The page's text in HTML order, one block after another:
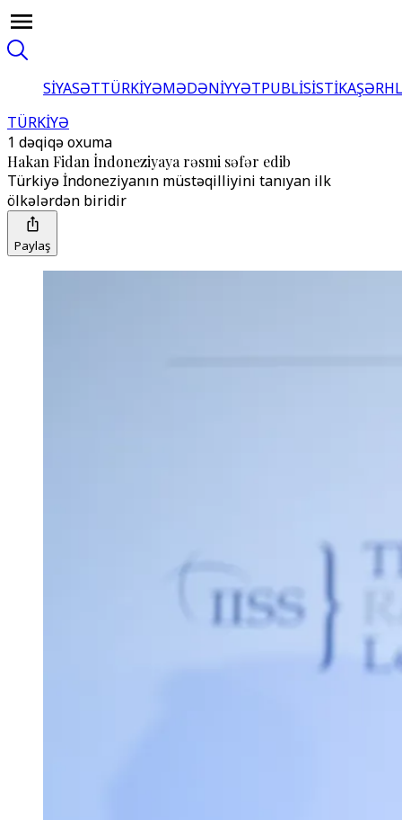
SİYASƏTTÜRKİYƏMƏDƏNİYYƏTPUBLİSİSTİKA
TÜRKİYƏ
1 dəqiqə oxuma
Hakan Fidan İndoneziyaya rəsmi səfər edib
Türkiyə İndoneziyanın müstəqilliyini tanıyan ilk
ölkələrdən biridir
Paylaş